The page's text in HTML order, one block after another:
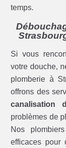
temps.
Si vous
votre douche,
plomberie à
offrons des
canalisation
problèmes de
Nos
efficaces pour